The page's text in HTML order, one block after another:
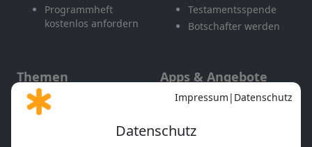
Programmheft
kostenlos anfordern
Testamentsspende
Botschafter werden
Themen
Gott und Bibel erklärt
Apps & Angebote
Mobile App